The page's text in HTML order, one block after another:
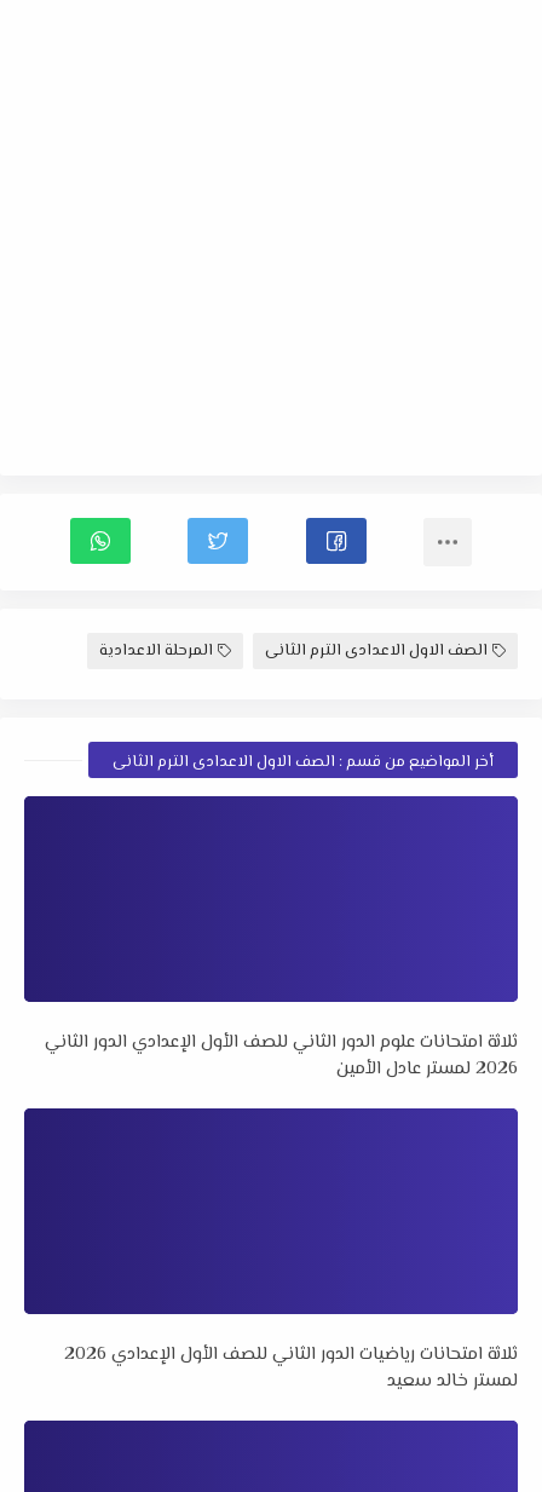
الصف الاول الاعدادى الترم الثانى المرحلة الاعدادية
أخر المواضيع من قسم : الصف الاول الاعدادى الترم الثانى
ثلاثة امتحانات علوم الدور الثاني للصف الأول الإعدادي الدور الثاني
2026 لمستر عادل الأمين
ثلاثة امتحانات رياضيات الدور الثاني للصف الأول الإعدادي 2026
لمستر خالد سعيد